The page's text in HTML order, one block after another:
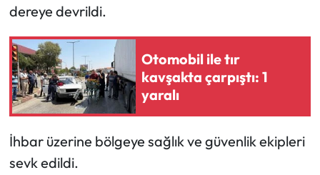
dereye devrildi.
Otomobil ile tır
kavşakta çarpıştı: 1
yaralı
​İhbar üzerine bölgeye sağlık ve güvenlik ekipleri
sevk edildi.
Spor Yazıları
Mektup Galeri
Ekonomi
Turizm